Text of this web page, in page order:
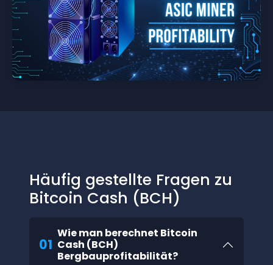
Häufig gestellte Fragen zu
Bitcoin Cash (BCH)
01
Wie man berechnet Bitcoin
Cash (BCH)
Bergbauprofitabilität?